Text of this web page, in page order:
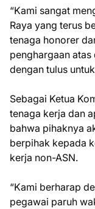
“Kami sangat
Raya yang terus
tenaga honorer
penghargaan
dengan tulus
Sebagai Ketua
tenaga kerja dan
bahwa pihaknya
berpihak kepada
kerja non-ASN.
“Kami berharap
pegawai paruh